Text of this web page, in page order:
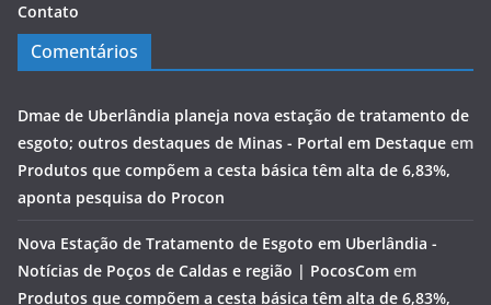
Contato
Comentários
Dmae de Uberlândia planeja nova estação de tratamento de
esgoto; outros destaques de Minas - Portal em Destaque em
Produtos que compõem a cesta básica têm alta de 6,83%,
aponta pesquisa do Procon
Nova Estação de Tratamento de Esgoto em Uberlândia -
Notícias de Poços de Caldas e região | PocosCom em
Produtos que compõem a cesta básica têm alta de 6,83%,